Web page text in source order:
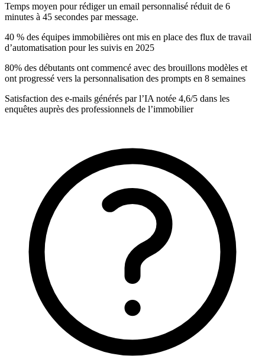
Temps moyen pour rédiger un email personnalisé réduit de 6
minutes à 45 secondes par message.
40 % des équipes immobilières ont mis en place des flux de travail
d’automatisation pour les suivis en 2025
80% des débutants ont commencé avec des brouillons modèles et
ont progressé vers la personnalisation des prompts en 8 semaines
Satisfaction des e-mails générés par l’IA notée 4,6/5 dans les
enquêtes auprès des professionnels de l’immobilier